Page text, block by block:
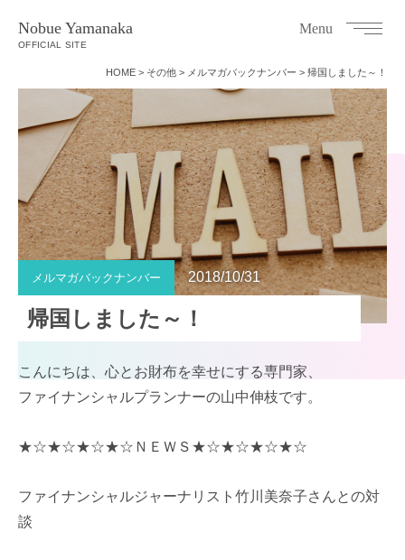
Nobue Yamanaka
OFFICIAL SITE
Menu
HOME > その他 > メルマガバックナンバー > 帰国しました～！
メルマガバックナンバー 2018/10/31
帰国しました～！
こんにちは、心とお財布を幸せにする専門家、
ファイナンシャルプランナーの山中伸枝です。
★☆★☆★☆★☆ＮＥＷＳ★☆★☆★☆★☆
ファイナンシャルジャーナリスト竹川美奈子さんとの対
談